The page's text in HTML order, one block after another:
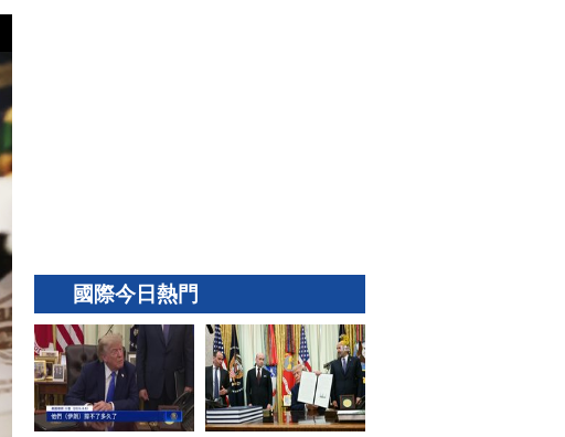
國際今日熱門